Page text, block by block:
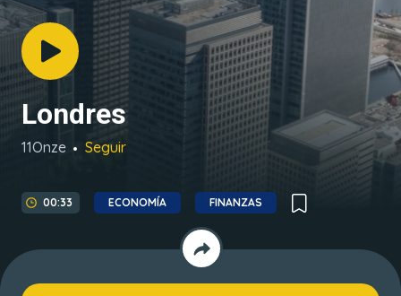
Londres
11Onze Seguir
00:33 ECONOMÍA FINANZAS